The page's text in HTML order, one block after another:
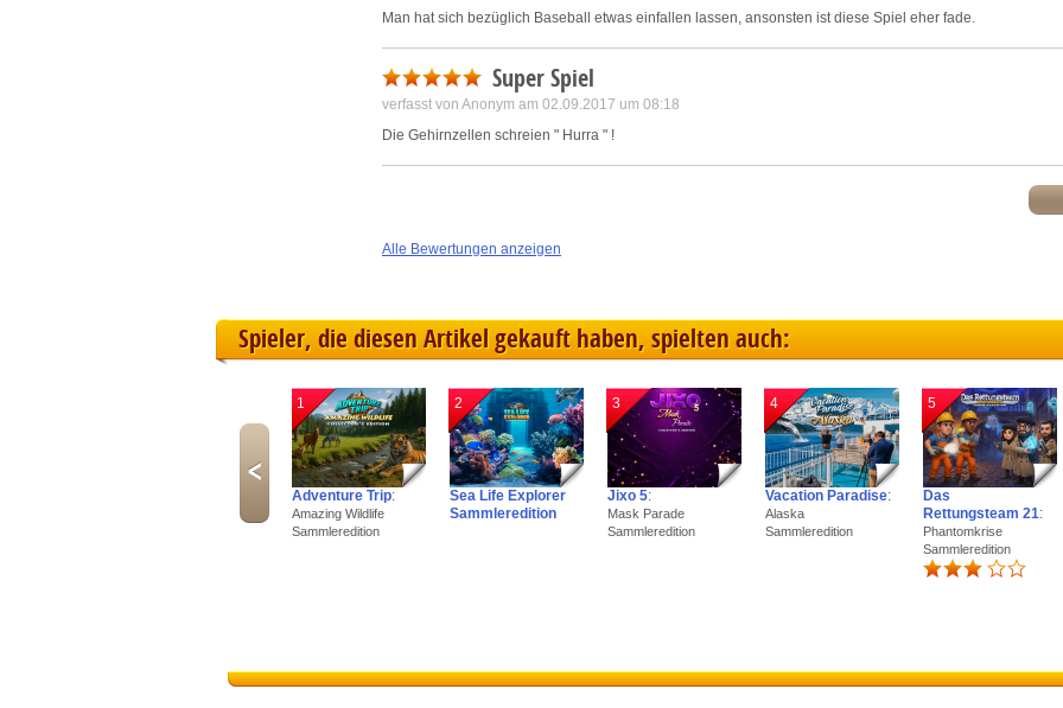
Man hat sich bezüglich Baseball etwas einfallen lassen, ansonsten ist diese Spiel eher fade.
Super Spiel
verfasst von Anonym am 02.09.2017 um 08:18
Die Gehirnzellen schreien " Hurra " !
Alle Bewertungen anzeigen
Spieler, die diesen Artikel gekauft haben, spielten auch:
1
Adventure Trip:
Amazing Wildlife
Sammleredition
2
Sea Life Explorer
Sammleredition
3
Jixo 5:
Mask Parade
Sammleredition
4
Vacation Paradise:
Alaska
Sammleredition
5
Das
Rettungsteam 21:
Phantomkrise
Sammleredition